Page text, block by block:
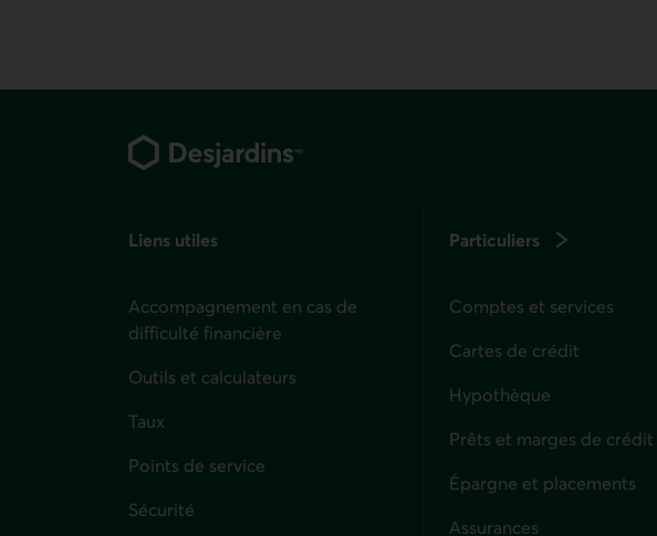
Liens utiles
Accompagnement en cas de
difficulté financière
Outils et calculateurs
Taux
Points de service
Sécurité
Particuliers
Comptes et services
Cartes de crédit
Hypothèque
Prêts et marges de crédit
Épargne et placements
Assurances